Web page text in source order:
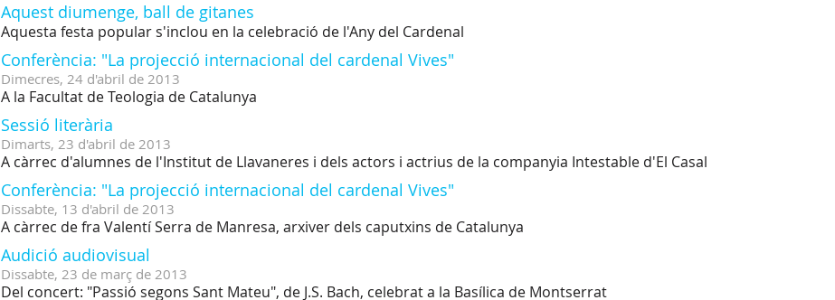
Aquest diumenge, ball de gitanes
Aquesta festa popular s'inclou en la celebració de l'Any del Cardenal
Conferència: "La projecció internacional del cardenal Vives"
Dimecres, 24 d'abril de 2013
A la Facultat de Teologia de Catalunya
Sessió literària
Dimarts, 23 d'abril de 2013
A càrrec d'alumnes de l'Institut de Llavaneres i dels actors i actrius de la companyia Intestable d'El Casal
Conferència: "La projecció internacional del cardenal Vives"
Dissabte, 13 d'abril de 2013
A càrrec de fra Valentí Serra de Manresa, arxiver dels caputxins de Catalunya
Audició audiovisual
Dissabte, 23 de març de 2013
Del concert: "Passió segons Sant Mateu", de J.S. Bach, celebrat a la Basílica de Montserrat